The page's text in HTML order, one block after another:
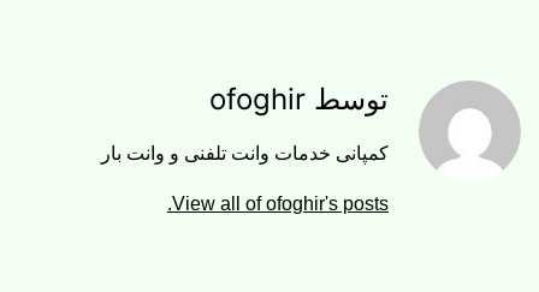
توسط ofoghir
کمپانی خدمات وانت تلفنی و وانت بار
View all of ofoghir's posts.